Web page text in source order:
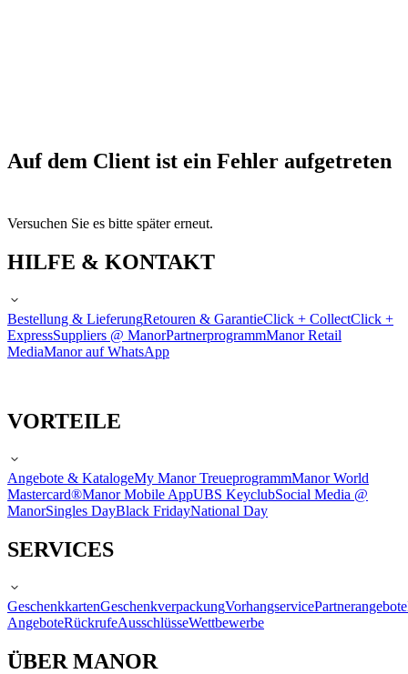
Auf dem Client ist ein Fehler aufgetreten
Versuchen Sie es bitte später erneut.
HILFE & KONTAKT
Bestellung & LieferungRetouren & GarantieClick + CollectClick +
ExpressSuppliers @ ManorPartnerprogrammManor Retail
MediaManor auf WhatsApp
VORTEILE
Angebote & KatalogeMy Manor TreueprogrammManor World
Mastercard®Manor Mobile AppUBS KeyclubSocial Media @
ManorSingles DayBlack FridayNational Day
SERVICES
GeschenkkartenGeschenkverpackungVorhangservicePartnerangebote
AngeboteRückrufeAusschlüsseWettbewerbe
ÜBER MANOR